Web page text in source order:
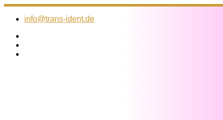
Zum
Inhalt
info@trans-ident.de